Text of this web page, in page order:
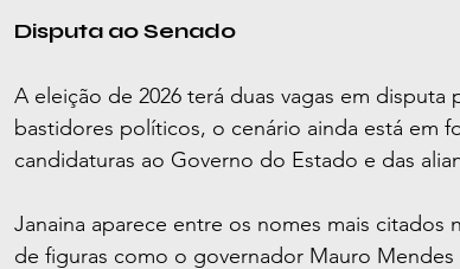
Disputa ao Senado
A eleição de 2026 terá duas vagas em
bastidores políticos, o cenário ainda está em
candidaturas ao Governo do Estado e das
Janaina aparece entre os nomes mais citados
de figuras como o governador Mauro